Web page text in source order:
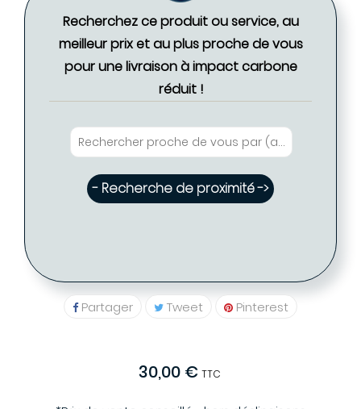
Recherchez ce produit ou service, au
meilleur prix et au plus proche de vous
pour une livraison à impact carbone
réduit !
- Recherche de proximité ->
Partager Tweet Pinterest
30,00 € TTC